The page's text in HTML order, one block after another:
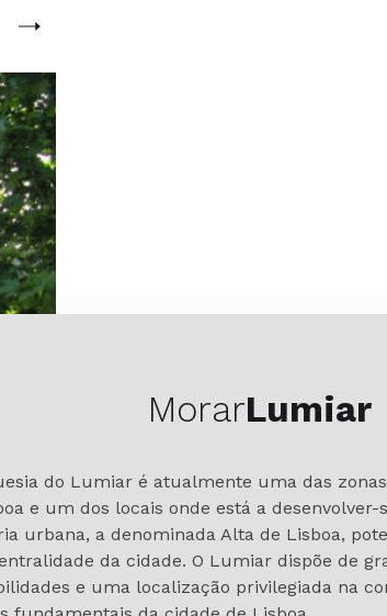
MorarLumiar
do Lumiar é atualmente uma das
e um dos locais onde está a
urbana, a denominada Alta de Lisboa,
da cidade. O Lumiar dispõe de
e uma localização privilegiada na